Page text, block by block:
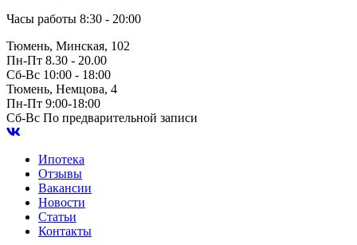
Часы работы 8:30 - 20:00
Тюмень, Минская, 102
Пн-Пт 8.30 - 20.00
Сб-Вс 10:00 - 18:00
Тюмень, Немцова, 4
Пн-Пт 9:00-18:00
Сб-Вс По предварительной записи
Ипотека
Отзывы
Вакансии
Новости
Статьи
Контакты